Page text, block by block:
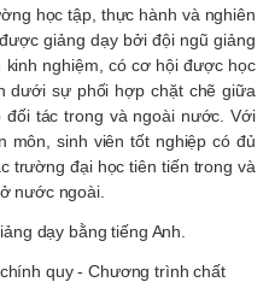
học tập, thực hành và nghiên
giảng dạy bởi đội ngũ giảng
nghiệm, có cơ hội được học
dưới sự phối hợp chặt chẽ giữa
tác trong và ngoài nước. Với
môn, sinh viên tốt nghiệp có đủ
trường đại học tiên tiến trong và
nước ngoài.
dạy bằng tiếng Anh.
quy - Chương trình chất